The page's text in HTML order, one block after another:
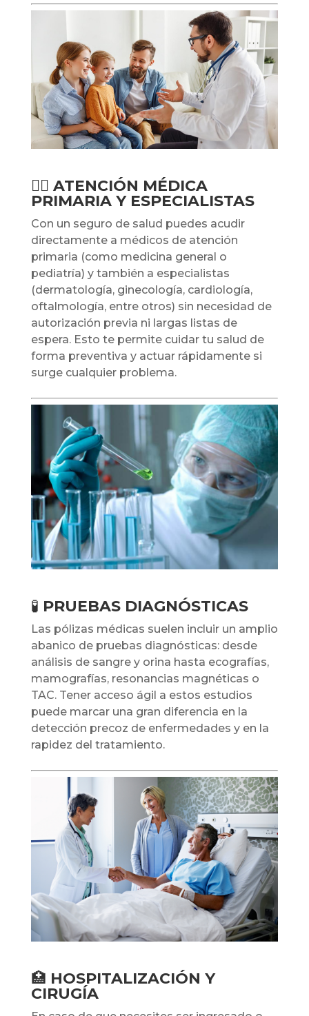
👩‍⚕️ ATENCIÓN MÉDICA
PRIMARIA Y ESPECIALISTAS
Con un seguro de salud puedes acudir
directamente a médicos de atención
primaria (como medicina general o
pediatría) y también a especialistas
(dermatología, ginecología, cardiología,
oftalmología, entre otros) sin necesidad de
autorización previa ni largas listas de
espera. Esto te permite cuidar tu salud de
forma preventiva y actuar rápidamente si
surge cualquier problema.
🧪 PRUEBAS DIAGNÓSTICAS
Las pólizas médicas suelen incluir un amplio
abanico de pruebas diagnósticas: desde
análisis de sangre y orina hasta ecografías,
mamografías, resonancias magnéticas o
TAC. Tener acceso ágil a estos estudios
puede marcar una gran diferencia en la
detección precoz de enfermedades y en la
rapidez del tratamiento.
🏥 HOSPITALIZACIÓN Y
CIRUGÍA